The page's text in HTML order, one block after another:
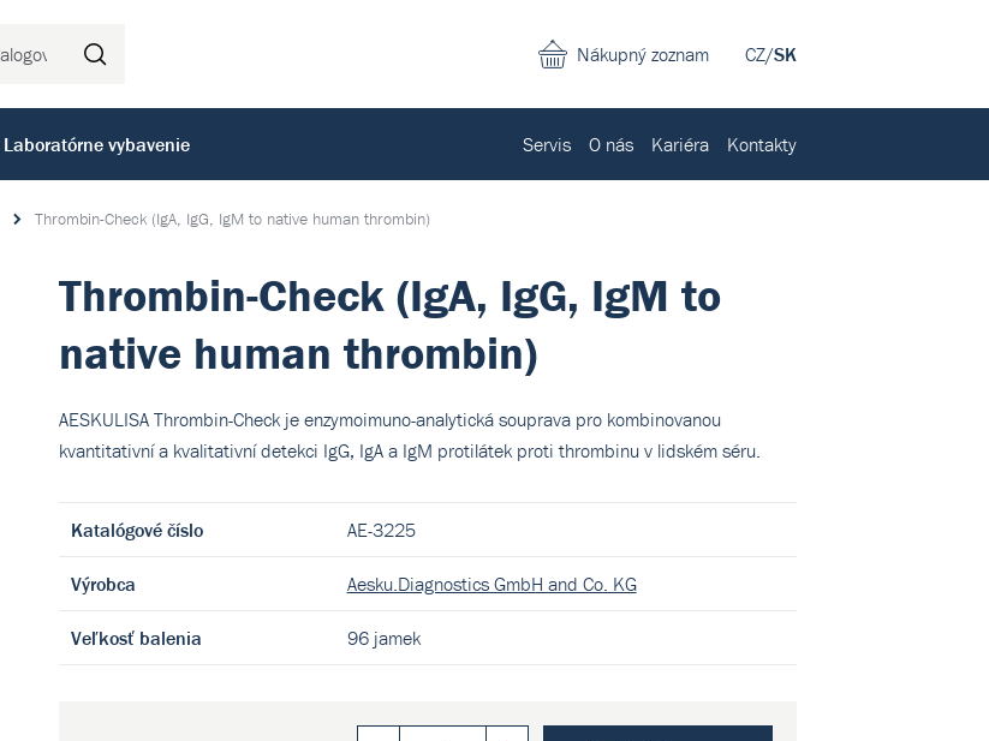
CZ/SK
Nákupný zoznam
Laboratórne vybavenie Servis O nás Kariéra Kontakty
Thrombin-Check (IgA, IgG, IgM to native human thrombin)
Thrombin-Check (IgA, IgG, IgM to
native human thrombin)
AESKULISA Thrombin-Check je enzymoimuno-analytická souprava pro kombinovanou
kvantitativní a kvalitativní detekci IgG, IgA a IgM protilátek proti thrombinu v lidském séru.
Katalógové číslo AE-3225
Výrobca Aesku.Diagnostics GmbH and Co. KG
Veľkosť balenia 96 jamek